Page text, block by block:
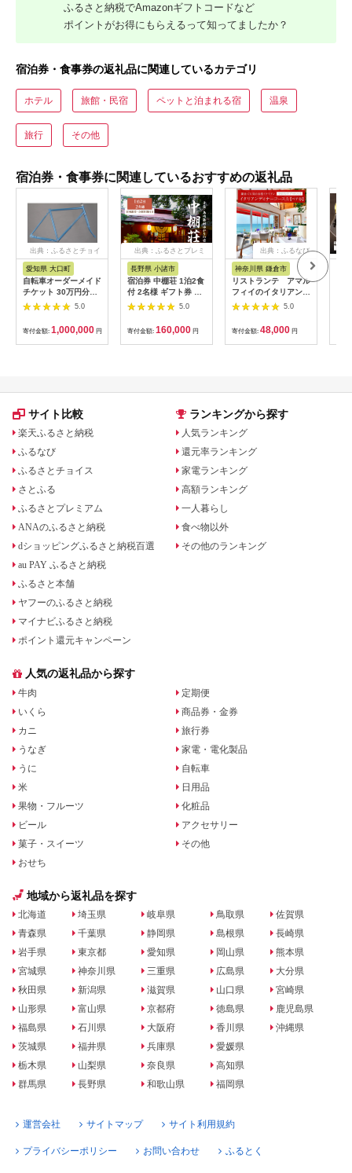
ふるさと納税でAmazonギフトコードなど
ポイントがお得にもらえるって知ってましたか？
宿泊券・食事券の返礼品に関連しているカテゴリ
ホテル 旅館・民宿 ペットと泊まれる宿 温泉
旅行 その他
宿泊券・食事券に関連しているおすすめの返礼品
出典：ふるさとチョイ
愛知県 大口町
自転車オーダーメイド
チケット 30万円分
【1360365】
5.0
寄付金額: 1,000,000 円
出典：ふるさとプレミ
長野県 小諸市
宿泊券 中棚荘 1泊2食
付 2名様 ギフト券 チ
ケット 券 宿泊 旅行
5.0
寄付金額: 160,000 円
出典：ふるなび
神奈川県 鎌倉市
リストランテ アマル
フィイのイタリアンデ
ィナーコースA ペア
5.0
寄付金額: 48,000 円
サイト比較
楽天ふるさと納税
ふるなび
ふるさとチョイス
さとふる
ふるさとプレミアム
ANAのふるさと納税
dショッピングふるさと納税百選
au PAY ふるさと納税
ふるさと本舗
ヤフーのふるさと納税
マイナビふるさと納税
ポイント還元キャンペーン
ランキングから探す
人気ランキング
還元率ランキング
家電ランキング
高額ランキング
一人暮らし
食べ物以外
その他のランキング
人気の返礼品から探す
牛肉
いくら
カニ
うなぎ
うに
米
果物・フルーツ
ビール
菓子・スイーツ
おせち
定期便
商品券・金券
旅行券
家電・電化製品
自転車
日用品
化粧品
アクセサリー
その他
地域から返礼品を探す
北海道
青森県
岩手県
宮城県
秋田県
山形県
福島県
茨城県
栃木県
群馬県
埼玉県
千葉県
東京都
神奈川県
新潟県
富山県
石川県
福井県
山梨県
長野県
岐阜県
静岡県
愛知県
三重県
滋賀県
京都府
大阪府
兵庫県
奈良県
和歌山県
鳥取県
島根県
岡山県
広島県
山口県
徳島県
香川県
愛媛県
高知県
福岡県
佐賀県
長崎県
熊本県
大分県
宮崎県
鹿児島県
沖縄県
運営会社 サイトマップ サイト利用規約
プライバシーポリシー お問い合わせ ふるとく